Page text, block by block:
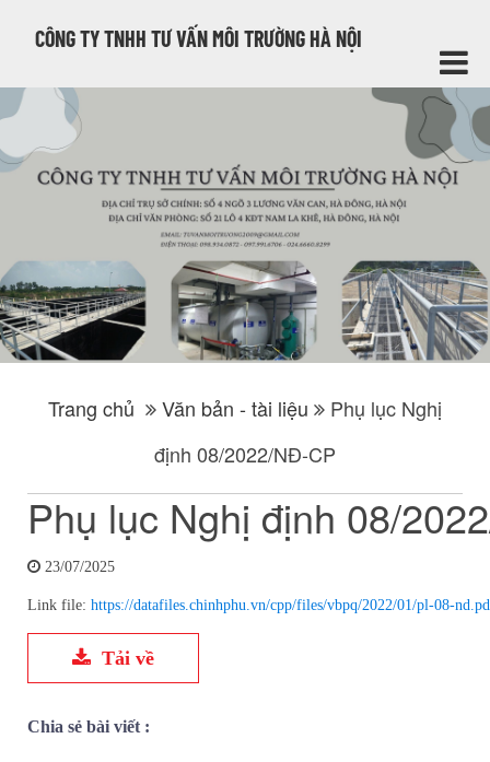
CÔNG TY TNHH TƯ VẤN MÔI TRƯỜNG HÀ NỘI
Trang chủ Văn bản - tài liệu
Phụ lục Nghị
định 08/2022/NĐ-CP
Phụ lục Nghị định 08/
23/07/2025
Link file: https://datafiles.chinhphu.vn/cpp/files/vbpq/2022/01/pl-08-
Tải về
Chia sẻ bài viết :